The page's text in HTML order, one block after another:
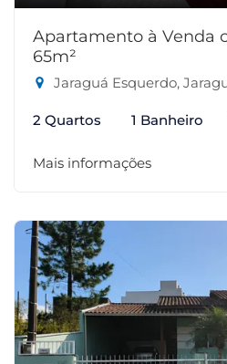
Apartamento à Venda
65m²
Jaraguá Esquerdo,
2 Quartos 1 Banheiro
Mais informações